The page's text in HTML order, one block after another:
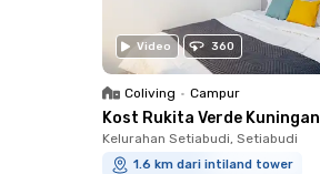
Video 360
Coliving • Campur
Kost Rukita Verde Kuningan
Kelurahan Setiabudi, Setiabudi
1.6 km dari intiland tower